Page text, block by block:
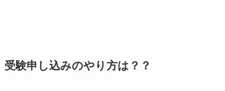
受験申し込みのやり方は？？